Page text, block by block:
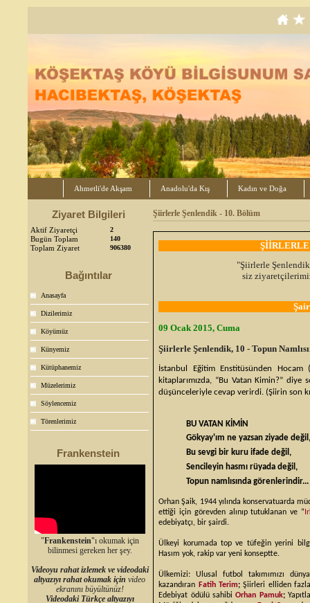
Ahmetli'de Akşam Anadolu'da Kış Kadın ve Doğa
Ziyaret Bilgileri
Aktif Ziyaretçi 2
Bugün Toplam 140
Toplam Ziyaret 906380
Bağıntılar
Anasayfa
Dizilerimiz
Köyümüz
Künyemiz
Kütüphanemiz
Müzelerimiz
Söylencemiz
Törenlerimiz
Frankenstein
"Frankenstein"ı okumak için
bilinmesi gereken her şey.
Videoyu rahat izlemek ve videodaki
altyazıyı rahat okumak için video
ekranını büyültünüz!
Videodaki Türkçe altyazıyı
Şiirlerle Şenlendik - 10. Bölüm
ŞİİRLERLE
"Şiirlerle
siz
09 Ocak 2015, Cuma
Şiirlerle Şenlendik, 10 - Topun
İstanbul Eğitim Enstitüsünden
kitaplarımızda, “Bu Vatan Kimin?”
düşünceleriyle cevap verirdi. (Şiirin son
BU VATAN KİMİN
Gökyay'ım ne yazsan ziyade
Bu sevgi bir kuru ifade değil,
Sencileyin hasmı rüyada değil,
Topun namlısında görenlerindir...
Orhan Şaik, 1944 yılında konservatuarda
ettiği için görevden alınıp tutuklanan ve “
edebiyatçı, bir şairdi.
Ülkeyi korumada top ve tüfeğin yerini
Hasım yok, rakip var yeni konseptte.
Ülkemizi: Ulusal futbol takımımızı
kazandıran Fatih Terim; Şiirleri elliden
Edebiyat ödülü sahibiOrhan Pamuk;